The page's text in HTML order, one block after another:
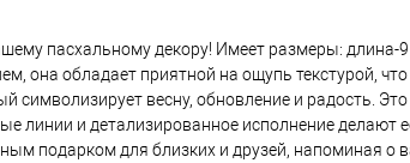
пасхальному декору! Имеет размеры: длина-
она обладает приятной на ощупь текстурой, что
символизирует весну, обновление и радость.
линии и детализированное исполнение делают
подарком для близких и друзей, напоминая о